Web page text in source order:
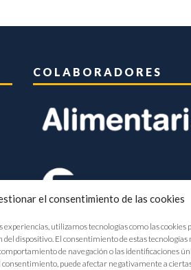
el consentimiento de las cookies
experiencias, utilizamos tecnologías como las cookies
del dispositivo. El consentimiento de estas
de navegación o las identificaciones
puede afectar negativamente a
COLABORADORES